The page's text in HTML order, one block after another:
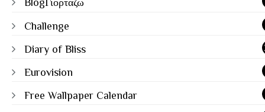
BlogΓιορτάζω
Challenge
Diary of Bliss
Eurovision
Free Wallpaper Calendar